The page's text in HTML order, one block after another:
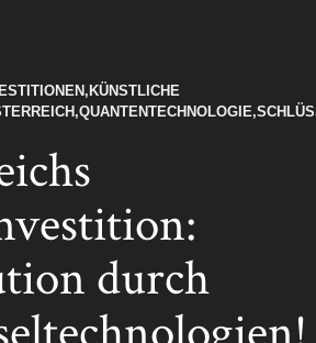
, KÜNSTLICHE
,QUANTENTECHNOLOGIE,
durch